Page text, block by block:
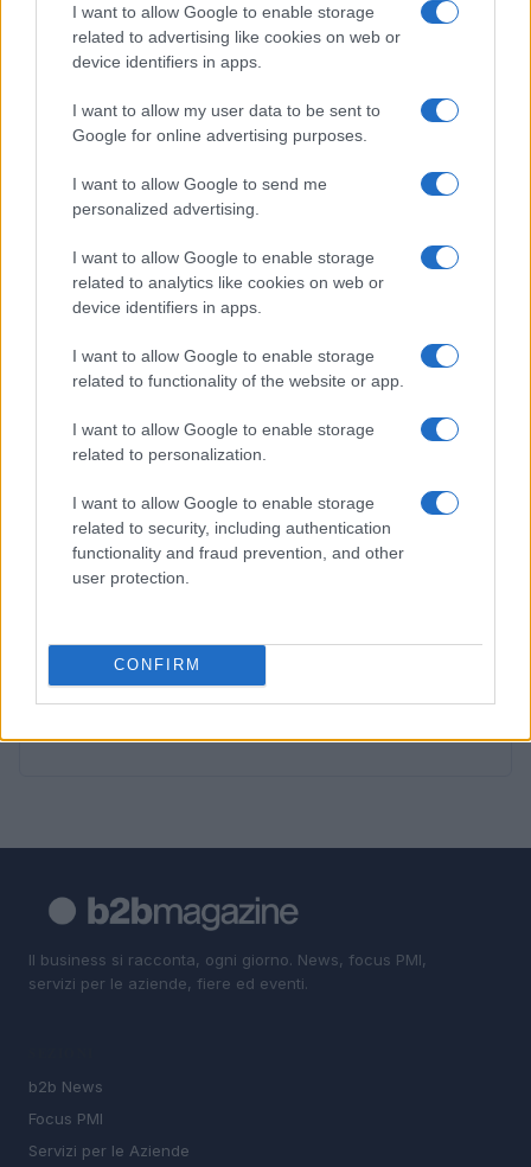
I want to allow Google to enable storage
related to advertising like cookies on web or
device identifiers in apps.
I want to allow my user data to be sent to
Google for online advertising purposes.
I want to allow Google to send me
personalized advertising.
I want to allow Google to enable storage
related to analytics like cookies on web or
device identifiers in apps.
I want to allow Google to enable storage
related to functionality of the website or app.
I want to allow Google to enable storage
related to personalization.
I want to allow Google to enable storage
related to security, including authentication
functionality and fraud prevention, and other
user protection.
CONFIRM
Strumenti di crescita per PMI: equity, debito e mix
blended
Linda Pellegrini · 8 Ago 2026
Scopri i bandi regionali e nazionali per l’efficienza
Pilota AI per PMI: guida pratica dal caso d’uso al ROI
Strumenti di crescita per PMI: equity, debito e mix
4 Cloud e cybersecurity: come ottenere i voucher fino a
20.000 euro
5 Ricambio generazionale nelle PMI: patti, holding e
Il business si racconta, ogni giorno. News, focus PMI,
servizi per le aziende, fiere ed eventi.
b2b News
Focus PMI
Servizi per le Aziende